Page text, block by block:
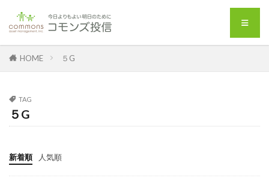
HOME ５G
TAG
５G
新着順 人気順